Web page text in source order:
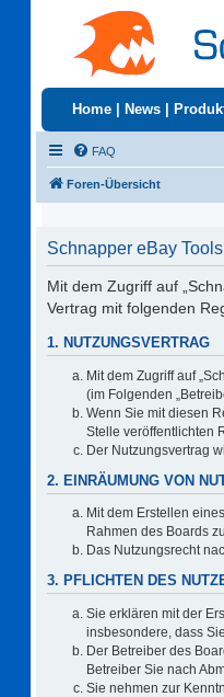
Home News
FAQ
Foren-Übersicht
Schnapper eBay
Mit dem Zugriff auf
Vertrag mit folgenden
1. NUTZUNGSVERTRAG
Mit dem Zugriff auf
(im Folgenden
Wenn Sie mit diesen
Stelle veröffentlichten
Der Nutzungsvertrag
2. EINRÄUMUNG VON
Mit dem Erstellen
Rahmen des Boards
Das Nutzungsrecht
3. PFLICHTEN DES
Sie erklären mit der
insbesondere, dass
Der Betreiber des
Betreiber Sie nach
Sie nehmen zur